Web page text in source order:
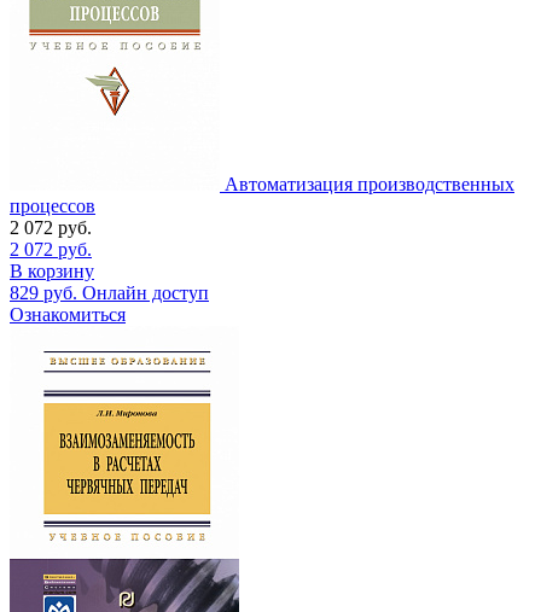
Автоматизация производственных
процессов
2 072 руб.
2 072 руб.
В корзину
829 руб. Онлайн доступ
Ознакомиться